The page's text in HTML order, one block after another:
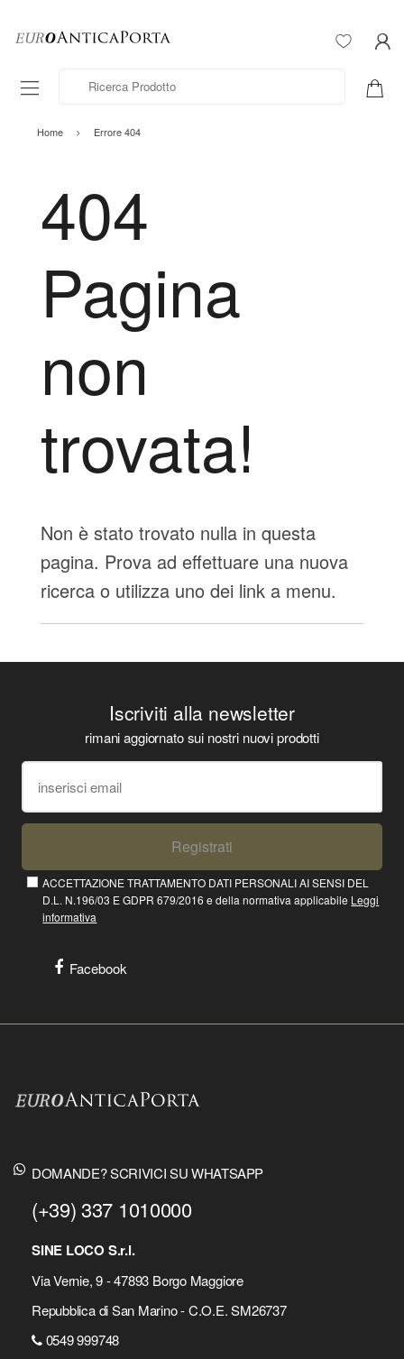
Ricerca Prodotto
Home Errore 404
404
Pagina
non
trovata!
Non è stato trovato nulla in questa
pagina. Prova ad effettuare una nuova
ricerca o utilizza uno dei link a menu.
Iscriviti alla newsletter
rimani aggiornato sui nostri nuovi prodotti
Registrati
ACCETTAZIONE TRATTAMENTO DATI PERSONALI AI SENSI DEL
D.L. N.196/03 E GDPR 679/2016 e della normativa applicabile Leggi
informativa
Facebook
DOMANDE? SCRIVICI SU WHATSAPP
(+39) 337 1010000
SINE LOCO S.r.l.
Via Vernie, 9 - 47893 Borgo Maggiore
Repubblica di San Marino - C.O.E. SM26737
0549 999748